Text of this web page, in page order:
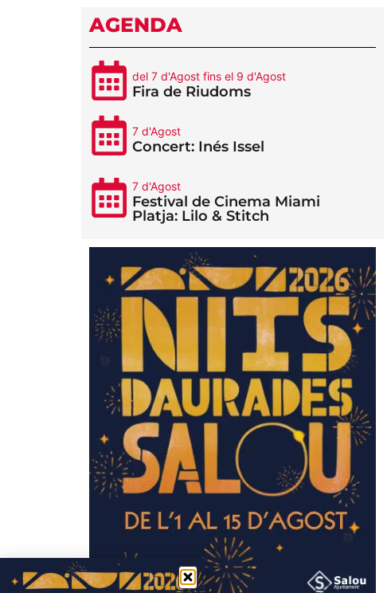
AGENDA
del 7 d'Agost fins el 9 d'Agost
Fira de Riudoms
7 d'Agost
Concert: Inés Issel
7 d'Agost
Festival de Cinema Miami
Platja: Lilo & Stitch